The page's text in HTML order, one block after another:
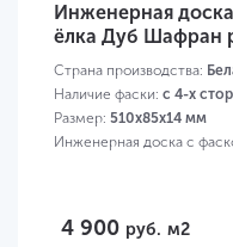
Инженерная
ёлка Дуб Шафран
Страна производства:
Наличие фаски: с 4-х
Размер: 510х85х14 мм
Инженерная доска с
4 900 руб. м2